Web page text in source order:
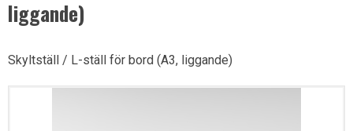
liggande)
Skyltställ / L-ställ för bord (A3, liggande)